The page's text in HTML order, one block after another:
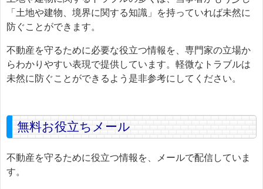
「土地や建物、境界に関する知識」を持っていれば未然に
防ぐことができます。
不動産を守るために必要な役立つ情報を、専門家の立場か
らわかりやすい表現で提供しています。軽微なトラブルは
未然に防ぐことができるよう是非参考にしてください。
無料お役立ちメール
不動産を守るために役立つ情報を、メールで配信していま
す。